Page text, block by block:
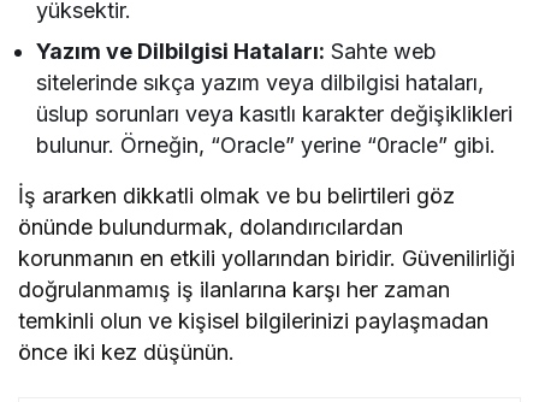
yüksektir.
Yazım ve Dilbilgisi Hataları: Sahte web
sitelerinde sıkça yazım veya dilbilgisi hataları,
üslup sorunları veya kasıtlı karakter değişiklikleri
bulunur. Örneğin, “Oracle” yerine “0racle” gibi.
İş ararken dikkatli olmak ve bu belirtileri göz
önünde bulundurmak, dolandırıcılardan
korunmanın en etkili yollarından biridir. Güvenilirliği
doğrulanmamış iş ilanlarına karşı her zaman
temkinli olun ve kişisel bilgilerinizi paylaşmadan
önce iki kez düşünün.